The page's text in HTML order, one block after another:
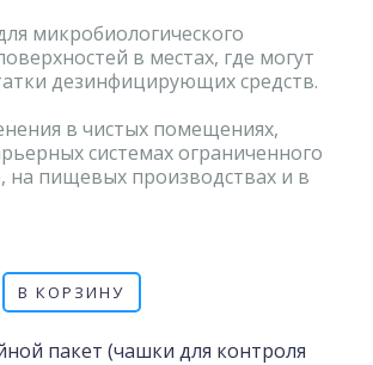
микробиологического
в местах, где могут
дезинфицирующих средств.
в чистых помещениях,
системах ограниченного
на пищевых производствах и в
В КОРЗИНУ
пакет (чашки для контроля